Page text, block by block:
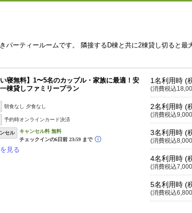
パーティールームです。 隣接するD棟と共に2棟貸し切ると最
い寝無料】1〜5名のカップル・家族に最適！安
棟貸しファミリープラン
朝食なし 夕食なし
予約時オンラインカード決済
セル
見る
1名利用時 (
(消費税込
2名利用時 (
(消費税込
3名利用時 (
(消費税込
4名利用時 (
(消費税込
5名利用時 (
(消費税込